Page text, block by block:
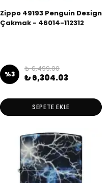
Zippo 49193 Penguin Design
Çakmak - 46014-112312
%3
₺ 6,499.00
₺ 6,304.03
SEPETE EKLE